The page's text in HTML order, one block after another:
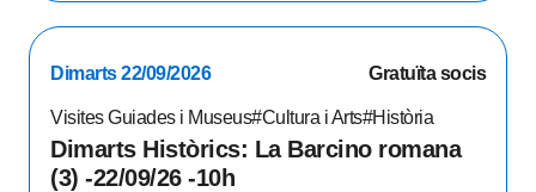
Dimarts 22/09/2026 Gratuïta socis
Visites Guiades i Museus#Cultura i Arts#Història
Dimarts Històrics: La Barcino romana
(3) -22/09/26 -10h